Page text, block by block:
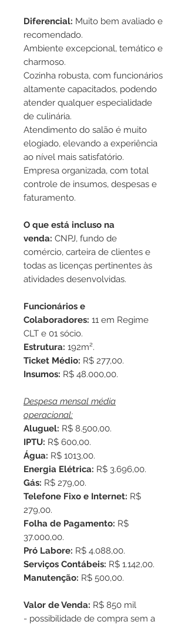
Diferencial: Muito bem avaliado e
recomendado.
Ambiente excepcional, temático e
charmoso.
Cozinha robusta, com funcionários
altamente capacitados, podendo
atender qualquer especialidade
de culinária.
Atendimento do salão é muito
elogiado, elevando a experiência
ao nível mais satisfatório.
Empresa organizada, com total
controle de insumos, despesas e
faturamento.
O que está incluso na
venda: CNPJ, fundo de
comércio, carteira de clientes e
todas as licenças pertinentes às
atividades desenvolvidas.
Funcionários e
Colaboradores: 11 em Regime
CLT e 01 sócio.
Estrutura: 192m².
Ticket Médio: R$ 277,00.
Insumos: R$ 48.000,00.
Despesa mensal média
operacional:
Aluguel: R$ 8.500,00.
IPTU: R$ 600,00.
Água: R$ 1013,00.
Energia Elétrica: R$ 3.696,00.
Gás: R$ 279,00.
Telefone Fixo e Internet: R$
279,00.
Folha de Pagamento: R$
37.000,00.
Pró Labore: R$ 4.088,00.
Serviços Contábeis: R$ 1.142,00.
Manutenção: R$ 500,00.
Valor de Venda: R$ 850 mil
- possibilidade de compra sem a